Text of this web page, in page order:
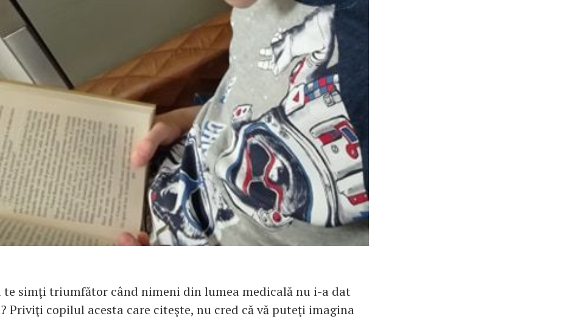
te simţi triumfător când nimeni din lumea medicală nu i-a dat
Priviţi copilul acesta care citeşte, nu cred că vă puteţi imagina